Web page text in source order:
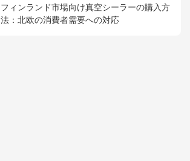
フィンランド市場向け真空シーラーの購入方
法：北欧の消費者需要への対応